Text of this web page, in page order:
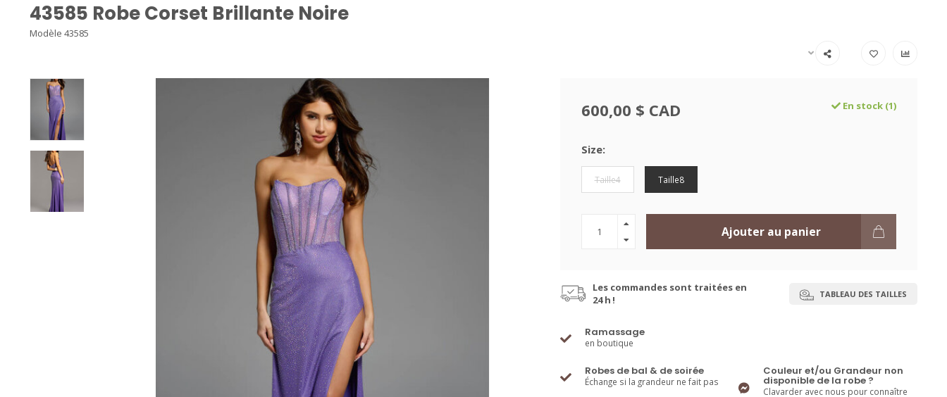
43585 Robe Corset Brillante Noire
Modèle 43585
600,00 $ CAD En stock (1)
Size:
Taille4 Taille8
Ajouter au panier
Les commandes sont traitées en
24 h !
TABLEAU DES TAILLES
Ramassage
en boutique
Robes de bal & de soirée
Échange si la grandeur ne fait pas
Couleur et/ou Grandeur non
disponible de la robe ?
Clavarder avec nous pour connaître